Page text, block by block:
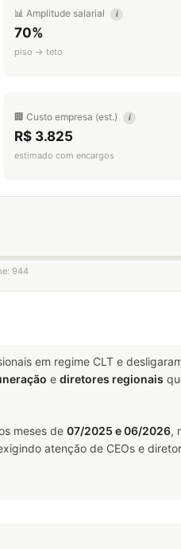
📊 Amplitude salarial i
70%
piso → teto
🏢 Custo empresa (est.) i
R$ 3.825
estimado com encargos
944
em regime CLT e
e diretores regionais
meses de 07/2025 e 06/2026,
atenção de CEOs e